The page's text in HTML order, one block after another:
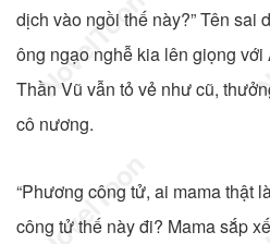
dịch vào ngồi thế này?” Tên sai
ông ngạo nghễ kia lên giọng
Thần Vũ vẫn tỏ vẻ như cũ,
cô nương.
“Phương công tử, ai mama thật
công tử thế này đi? Mama sắp